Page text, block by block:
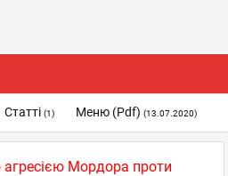
агресією Мордора проти
Статті (1) Меню (pdf) (13.07.2020)